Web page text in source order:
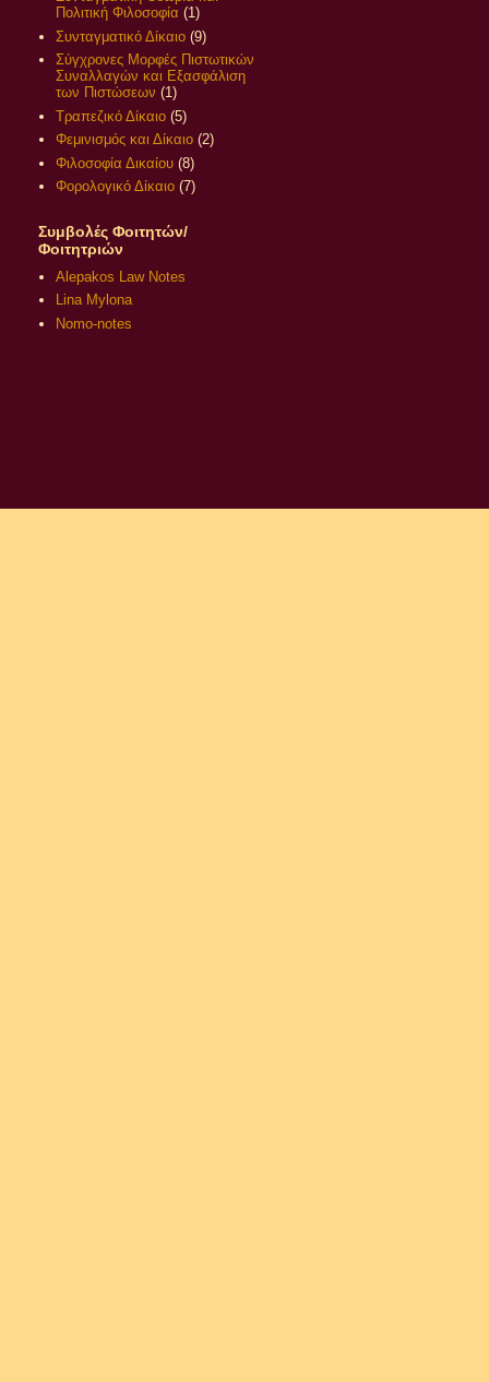
Πολιτική Φιλοσοφία (1)
Συνταγματικό Δίκαιο (9)
Σύγχρονες Μορφές Πιστωτικών
Συναλλαγών και Εξασφάλιση
των Πιστώσεων (1)
Τραπεζικό Δίκαιο (5)
Φεμινισμός και Δίκαιο (2)
Φιλοσοφία Δικαίου (8)
Φορολογικό Δίκαιο (7)
Συμβολές Φοιτητών/
Φοιτητριών
Alepakos Law Notes
Lina Mylona
Nomo-notes